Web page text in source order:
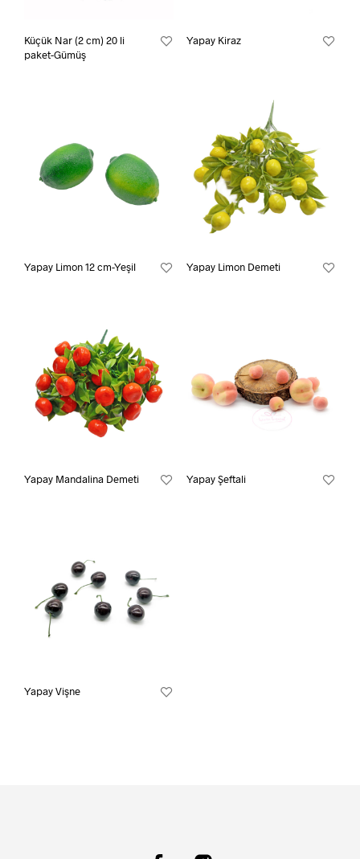
Küçük Nar (2 cm) 20 li
paket-Gümüş
Yapay Kiraz
Yapay Limon 12 cm-Yeşil Yapay Limon Demeti
Yapay Mandalina Demeti Yapay Şeftali
Yapay Vişne